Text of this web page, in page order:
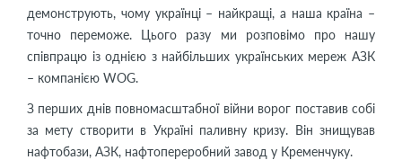
демонструють, чому українці – найкращі, а наша країна –
точно переможе. Цього разу ми розповімо про нашу
співпрацю із однією з найбільших українських мереж АЗК
– компанією WOG.
З перших днів повномасштабної війни ворог поставив собі
за мету створити в Україні паливну кризу. Він знищував
нафтобази, АЗК, нафтопереробний завод у Кременчуку.